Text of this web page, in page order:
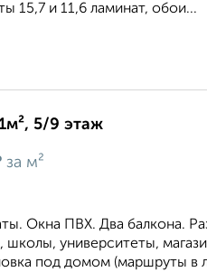
15,7 и 11,6 ламинат, обои...
5/9 этаж
за м²
Окна ПВХ. Два балкона.
школы, университеты,
под домом (маршруты в